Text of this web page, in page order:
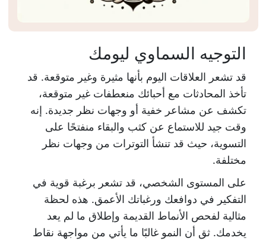
التوجيه السماوي ليومك
قد تشعر العلاقات اليوم بأنها مثيرة وغير متوقعة. قد
تأخذ المحادثات مع أحبائك منعطفات غير متوقعة،
تكشف عن مشاعر خفية أو وجهات نظر جديدة. إنه
وقت جيد للاستماع عن كثب والبقاء منفتحًا على
التسوية، حيث قد تنشأ التوترات من وجهات نظر
مختلفة.
على المستوى الشخصي، قد تشعر برغبة قوية في
التفكير في دوافعك ورغباتك الأعمق. هذه لحظة
مثالية لفحص الأنماط القديمة وإطلاق ما لم يعد
يخدمك. ثق أن النمو غالبًا ما يأتي من مواجهة نقاط